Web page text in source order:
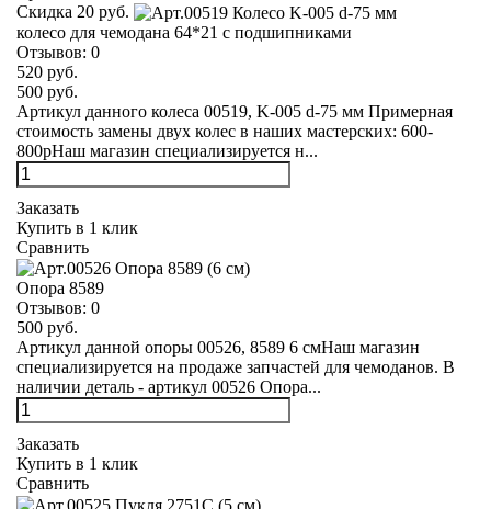
Скидка 20 руб.
колесо для чемодана 64*21 с подшипниками
Отзывов: 0
520 руб.
500 руб.
Артикул данного колеса 00519, K-005 d-75 мм Примерная
стоимость замены двух колес в наших мастерских: 600-
800рНаш магазин специализируется н...
Заказать
Купить в 1 клик
Сравнить
Опора 8589
Отзывов: 0
500 руб.
Артикул данной опоры 00526, 8589 6 смНаш магазин
специализируется на продаже запчастей для чемоданов. В
наличии деталь - артикул 00526 Опора...
Заказать
Купить в 1 клик
Сравнить